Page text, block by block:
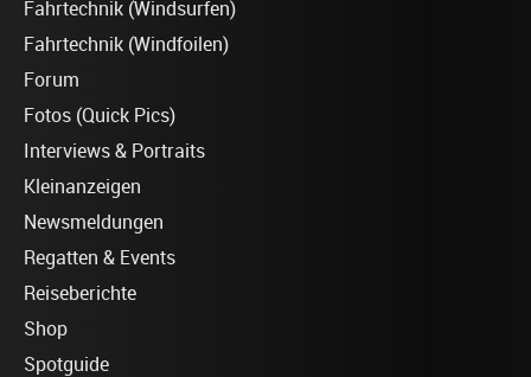
Fahrtechnik (Windsurfen)
Fahrtechnik (Windfoilen)
Forum
Fotos (Quick Pics)
Interviews & Portraits
Kleinanzeigen
Newsmeldungen
Regatten & Events
Reiseberichte
Shop
Spotguide